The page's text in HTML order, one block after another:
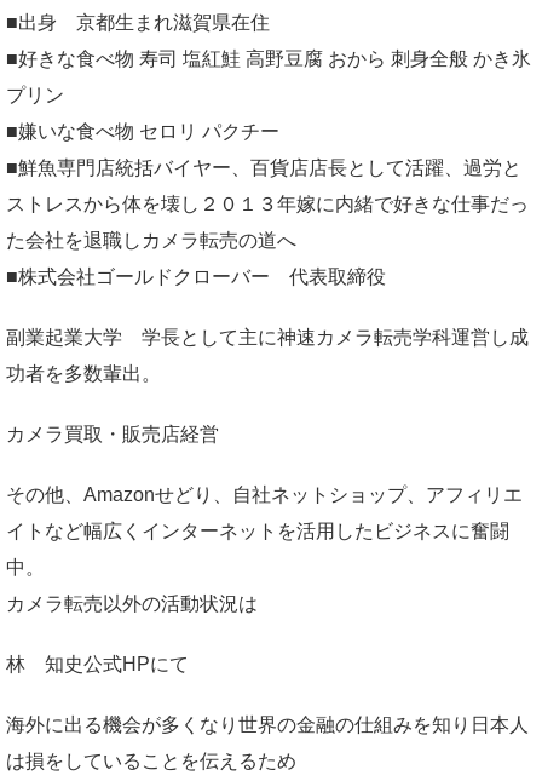
■出身 京都生まれ滋賀県在住
■好きな食べ物 寿司 塩紅鮭 高野豆腐 おから 刺身全般 かき氷
プリン
■嫌いな食べ物 セロリ パクチー
■鮮魚専門店統括バイヤー、百貨店店長として活躍、過労と
ストレスから体を壊し２０１３年嫁に内緒で好きな仕事だっ
た会社を退職しカメラ転売の道へ
■株式会社ゴールドクローバー 代表取締役
副業起業大学 学長として主に神速カメラ転売学科運営し成
功者を多数輩出。
カメラ買取・販売店経営
その他、Amazonせどり、自社ネットショップ、アフィリエ
イトなど幅広くインターネットを活用したビジネスに奮闘
中。
カメラ転売以外の活動状況は
林 知史公式HPにて
海外に出る機会が多くなり世界の金融の仕組みを知り日本人
は損をしていることを伝えるため